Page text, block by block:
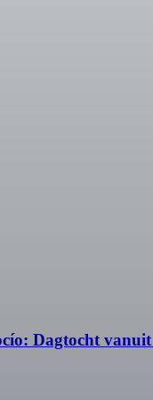
Dagtocht vanuit